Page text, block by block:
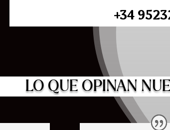
+34
LO QUE OPINAN